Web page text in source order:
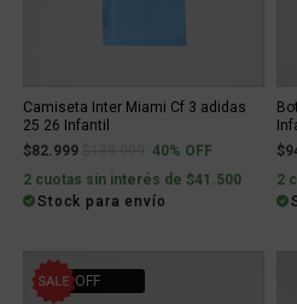
Camiseta Inter Miami Cf 3 adidas
25 26 Infantil
$82.999
Price reduced from
to40% OFF
2 cuotas sin interés de $41.500
Stock para envío
2
41% OFF